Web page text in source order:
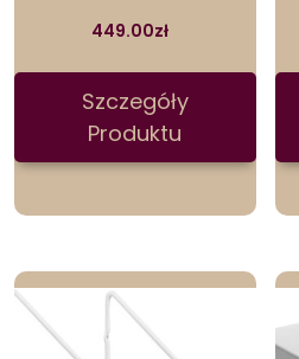
449.00zł
Szczegóły
Produktu